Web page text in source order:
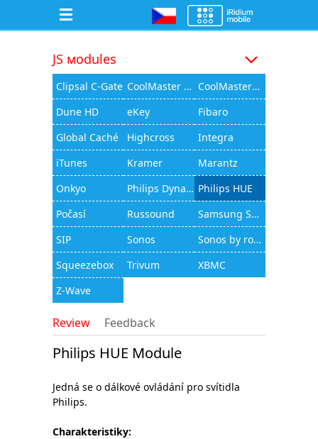
JS мodules
Clipsal C-Gate CoolMaster 1000D
CoolMasterNet
Dune HD
eKey
Fibaro
Global Caché
Highcross
Integra
iTunes
Kramer
Marantz
Onkyo
Philips Dynalite Philips HUE
Počasí
Russound
Samsung Smart TV
SIP
Sonos
Sonos by rocfusion
Squeezebox
Trivum
XBMC
Z-Wave
Review Feedback
Philips HUE Module
Jedná se o dálkové ovládání pro svítidla
Philips.
Charakteristiky: